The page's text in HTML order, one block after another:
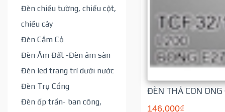
Đèn chiếu tường, chiếu cột,
chiếu cây
Đèn Cắm Cỏ
Đèn Âm Đất -Đèn âm sàn
Đèn led trang trí dưới nước
Đèn Trụ Cổng
Đèn ốp trần- ban công,
ĐÈN THẢ CON
146,000₫